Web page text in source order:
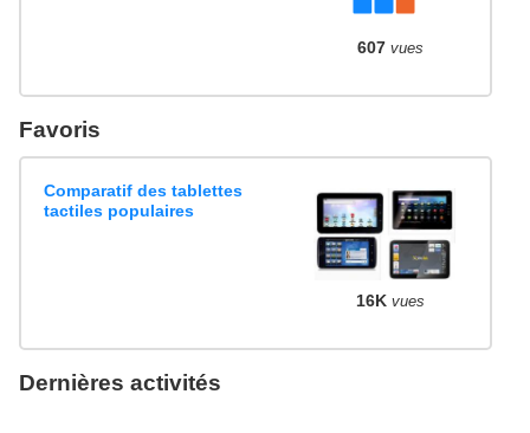
607 vues
Favoris
Comparatif des tablettes
tactiles populaires
16K vues
Dernières activités